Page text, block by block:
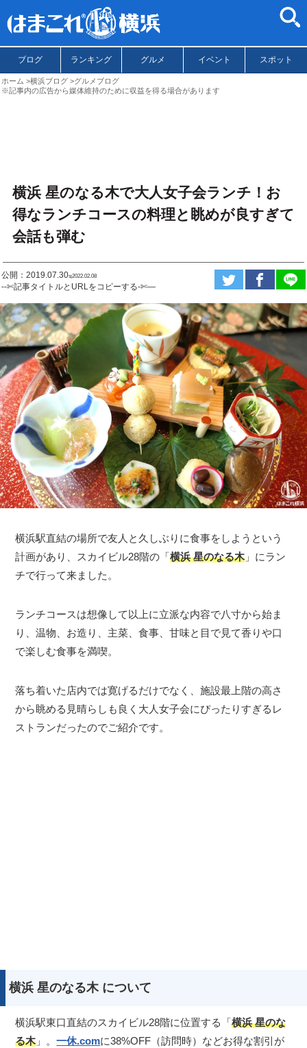
ブログ ランキング グルメ イベント スポット
ホーム 横浜ブログ
グルメブログ
※記事内の広告から媒体維持のために収益を得る場合があります
横浜 星のなる木で大人女子会ランチ！お
得なランチコースの料理と眺めが良すぎて
会話も弾む
公開：2019.07.30ಇ2022.02.08
--✄記事タイトルとURLをコピーする-✄—
横浜駅直結の場所で友人と久しぶりに食事をしようという
計画があり、スカイビル28階の「横浜 星のなる木」にラン
チで行って来ました。
ランチコースは想像して以上に立派な内容で八寸から始ま
り、温物、お造り、主菜、食事、甘味と目で見て香りや口
で楽しむ食事を満喫。
落ち着いた店内では寛げるだけでなく、施設最上階の高さ
から眺める見晴らしも良く大人女子会にぴったりすぎるレ
ストランだったのでご紹介です。
横浜 星のなる木 について
横浜駅東口直結のスカイビル28階に位置する「横浜 星のな
る木」。一休.comに38%OFF（訪問時）などお得な割引が